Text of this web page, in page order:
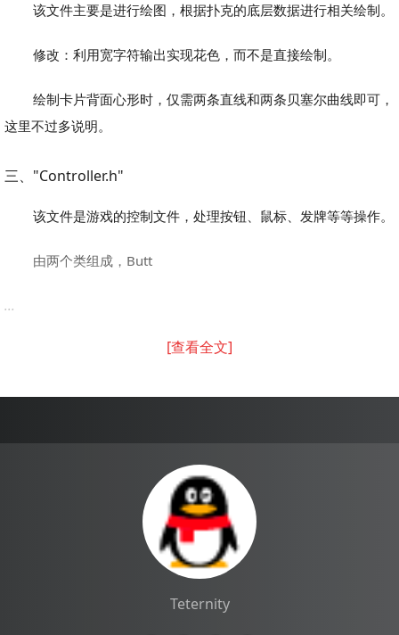
该文件主要是进行绘图，根据扑克的底层数据进行相关绘制。
修改：利用宽字符输出实现花色，而不是直接绘制。
绘制卡片背面心形时，仅需两条直线和两条贝塞尔曲线即可，
这里不过多说明。
三、"Controller.h"
该文件是游戏的控制文件，处理按钮、鼠标、发牌等等操作。
由两个类组成，Butt
...
[查看全文]
Teternity